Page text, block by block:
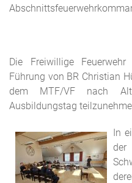
Die Freiwillige
Führung von BR Christian
dem MTF/VF nach
Ausbildungstag
In